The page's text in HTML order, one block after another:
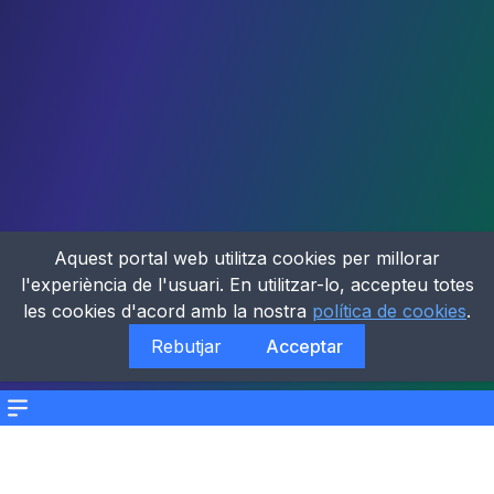
Menu
Aquest portal web utilitza cookies per millorar
l'experiència de l'usuari. En utilitzar-lo, accepteu totes
les cookies d'acord amb la nostra política de cookies.
Rebutjar
Acceptar